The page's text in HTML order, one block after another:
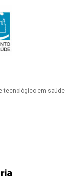
tecnológico em saúde